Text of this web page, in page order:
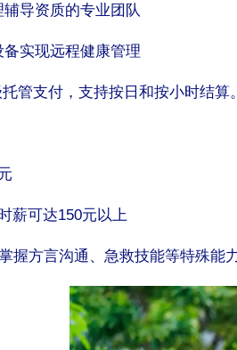
导资质的专业团队
实现远程健康管理
管支付，支持按日和按小时结算
薪可达150元以上
握方言沟通、急救技能等特殊能